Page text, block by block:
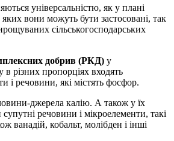
універсальністю, як у плані
яких вони можуть бути застосовані, так
сільськогосподарських
добрив (РКД) у
в різних пропорціях входять
і речовини, які містять фосфор.
джерела калію. А також у їх
речовини і мікроелементи, такі
ванадій, кобальт, молібден і інші